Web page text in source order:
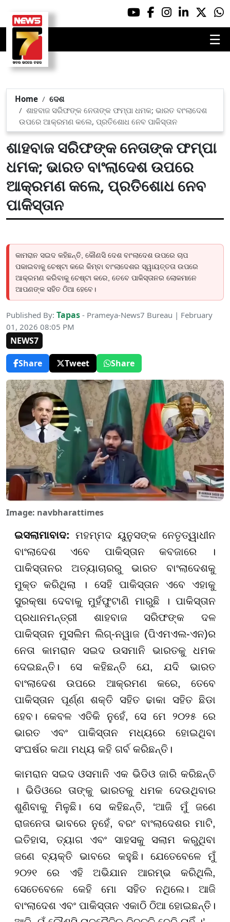
☰
Home
ଦେଶ
ଶାହବାଜ ସରିଫଙ୍କ ନେତାଙ୍କ ଫମ୍ପା ଧମକ; ଭାରତ ବାଂଲାଦେଶ
ଉପରେ ଆକ୍ରମଣ କଲେ, ପ୍ରତିଶୋଧ ନେବ ପାକିସ୍ତାନ
ଶାହବାଜ ସରିଫଙ୍କ ନେତାଙ୍କ ଫମ୍ପା
ଧମକ; ଭାରତ ବାଂଲାଦେଶ ଉପରେ
ଆକ୍ରମଣ କଲେ, ପ୍ରତିଶୋଧ ନେବ
ପାକିସ୍ତାନ
କାମରାନ ସଇଦ କହିଛନ୍ତି, କୌଣସି ଦେଶ ବାଂଲାଦେଶ ଉପରେ ଚାପ
ପକାଇବାକୁ ଚେଷ୍ଟା କରେ କିମ୍ବା ବାଂଲାଦେଶର ସ୍ୱାୟତ୍ତତା ଉପରେ
ଆକ୍ରମଣ କରିବାକୁ ଚେଷ୍ଟା କରେ, ତେବେ ପାକିସ୍ତାନର ଲୋକମାନେ
ଆପଣଙ୍କ ସହିତ ଠିଆ ହେବେ।
Published By: Tapas - Prameya-News7 Bureau | February
01, 2026 08:05 PM
NEWS7
Share
Tweet Share
Image: navbharattimes
ଇସଲାମାବାଦ: ମହମ୍ମଦ ୟୁନୁସଙ୍କ ନେତୃତ୍ୱାଧୀନ
ବାଂଲାଦେଶ ଏବେ ପାକିସ୍ତାନ କବଜାରେ ।
ପାକିସ୍ତାନର ଅତ୍ୟାଚାରରୁ ଭାରତ ବାଂଲାଦେଶକୁ
ମୁକ୍ତ କରିଥିଲା । ସେହି ପାକିସ୍ତାନ ଏବେ ଏହାକୁ
ସୁରକ୍ଷା ଦେବାକୁ ମୁହଁଫୁଟାଣି ମାରୁଛି । ପାକିସ୍ତାନ
ପ୍ରଧାନମନ୍ତ୍ରୀ ଶାହବାଜ ସରିଫଙ୍କ ଦଳ
ପାକିସ୍ତାନ ମୁସଲିମ ଲିଗ୍-ନୱାଜ (ପିଏମଏଲ-ଏନ)ର
ନେତା କାମରାନ ସଇଦ ଉସମାନି ଭାରତକୁ ଧମକ
ଦେଇଛନ୍ତି। ସେ କହିଛନ୍ତି ଯେ, ଯଦି ଭାରତ
ବାଂଲାଦେଶ ଉପରେ ଆକ୍ରମଣ କରେ, ତେବେ
ପାକିସ୍ତାନ ପୂର୍ଣ୍ଣ ଶକ୍ତି ସହିତ ଢାକା ସହିତ ଛିଡା
ହେବ। କେବଳ ଏତିକି ନୁହେଁ, ସେ ମେ ୨୦୨୫ ରେ
ଭାରତ ଏବଂ ପାକିସ୍ତାନ ମଧ୍ୟରେ ହୋଇଥିବା
ସଂଘର୍ଷର କଥା ମଧ୍ୟ କହି ଗର୍ବ କରିଛନ୍ତି।
କାମରାନ ସଇଦ ଓସମାନି ଏକ ଭିଡିଓ ଜାରି କରିଛନ୍ତି
। ଭିଡିଓରେ ତାଙ୍କୁ ଭାରତକୁ ଧମକ ଦେଉଥିବାର
ଶୁଣିବାକୁ ମିଳୁଛି। ସେ କହିଛନ୍ତି, ‘ଆଜି ମୁଁ ଜଣେ
ରାଜନେତା ଭାବରେ ନୁହେଁ, ବରଂ ବାଂଲାଦେଶର ମାଟି,
ଇତିହାସ, ତ୍ୟାଗ ଏବଂ ସାହସକୁ ସଲାମ କରୁଥିବା
ଜଣେ ବ୍ୟକ୍ତି ଭାବରେ କହୁଛି। ଯେତେବେଳେ ମୁଁ
୨୦୨୧ ରେ ଏହି ଅଭିଯାନ ଆରମ୍ଭ କରିଥିଲି,
ସେତେବେଳେ କେହି ମୋ ସହିତ ନଥିଲେ। ଆଜି
ବାଂଲାଦେଶ ଏବଂ ପାକିସ୍ତାନ ଏକାଠି ଠିଆ ହୋଇଛନ୍ତି।